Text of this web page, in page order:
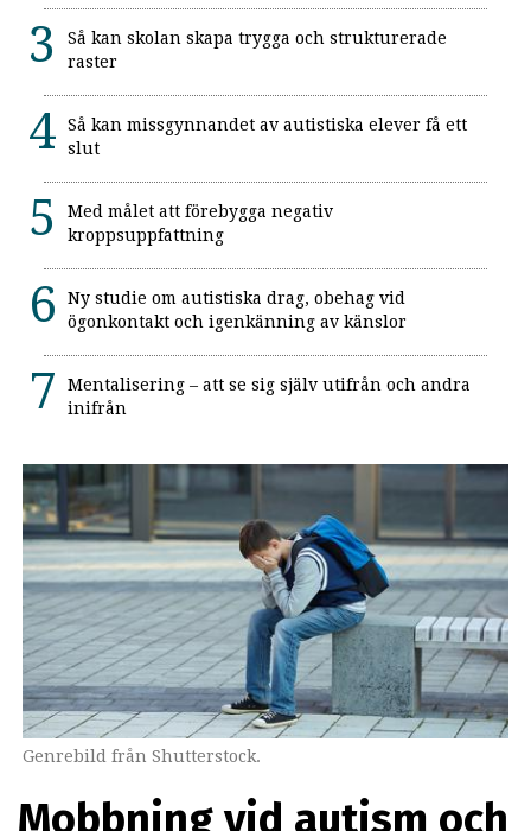
Så kan skolan skapa trygga och strukturerade
raster
Så kan missgynnandet av autistiska elever få ett
slut
Med målet att förebygga negativ
kroppsuppfattning
Ny studie om autistiska drag, obehag vid
ögonkontakt och igenkänning av känslor
Mentalisering – att se sig själv utifrån och andra
inifrån
Genrebild från Shutterstock.
Mobbning vid autism och